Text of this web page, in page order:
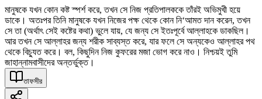
মানুষকে যখন কোন কষ্ট স্পর্শ করে, তখন সে নিজ প্রতিপালককে তাঁরই অভিমুখী হয়ে
ডাকে। অতঃপর তিনি মানুষকে যখন নিজের পক্ষ থেকে কোন নি‘আমত দান করেন, তখন
সে তা (অর্থাৎ সেই কষ্টের কথা) ভুলে যায়, যে জন্য সে ইতঃপূর্বে আল্লাহকে ডাকছিল।
আর তখন সে আল্লাহর জন্য শরীক সাব্যস্ত করে, যার ফলে সে অন্যকেও আল্লাহর পথ
থেকে বিচ্যুত করে। বল, কিছুদিন নিজ কুফরের মজা ভোগ করে নাও। নিশ্চয়ই তুমি
জাহান্নামবাসীদের অন্তর্ভুক্ত।
তাফসীর